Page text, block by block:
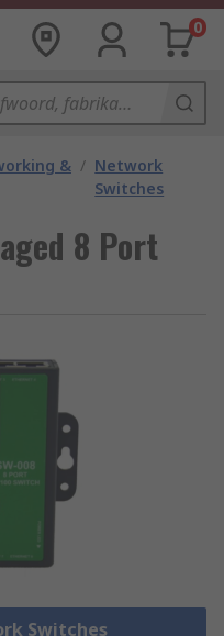
0
& / Network
Switches
8 Port
Switches